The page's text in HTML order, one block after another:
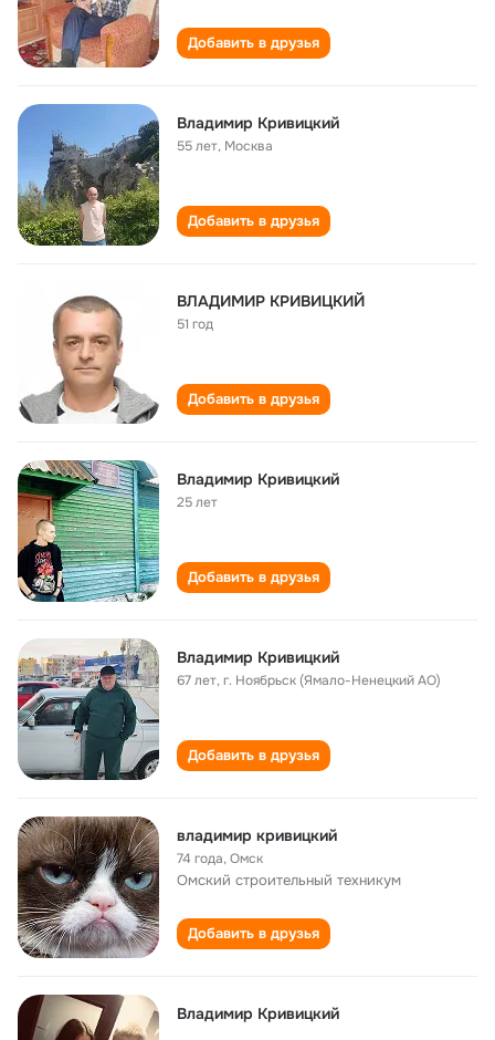
Добавить в друзья
Владимир Кривицкий
55 лет, Москва
Добавить в друзья
ВЛАДИМИР КРИВИЦКИЙ
51 год
Добавить в друзья
Владимир Кривицкий
25 лет
Добавить в друзья
Владимир Кривицкий
67 лет,г. Ноябрьск (Ямало-Ненецкий АО)
Добавить в друзья
владимир кривицкий
74 года,Омск
Омский строительный техникум
Добавить в друзья
Владимир Кривицкий